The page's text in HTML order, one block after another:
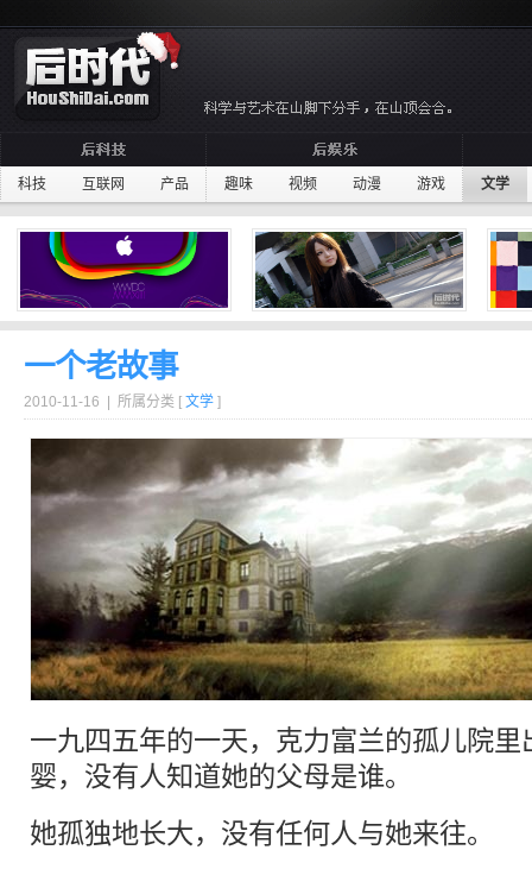
科技 互联网 产品 趣味 视频 动漫 游戏 文学
一个老故事
2010-11-16 | 所属分类 [ 文学 ]
一九四五年的一天，克力富兰的孤儿院
婴，没有人知道她的父母是谁。
她孤独地长大，没有任何人与她来往。